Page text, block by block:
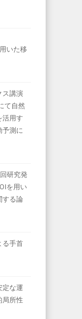
いた移
ス講演
て自然
活用す
予測に
研究発
を用い
する論
る手首
定な運
所性